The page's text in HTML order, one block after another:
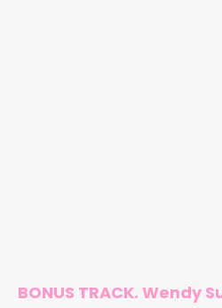
BONUS TRACK. Wendy